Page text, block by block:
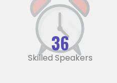
45
Skilled Speakers